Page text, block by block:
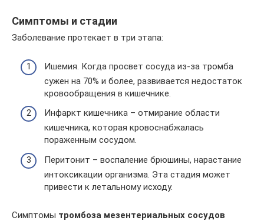
Симптомы и стадии
Заболевание протекает в три этапа:
Ишемия. Когда просвет сосуда из-за тромба
сужен на 70% и более, развивается недостаток
кровообращения в кишечнике.
Инфаркт кишечника – отмирание области
кишечника, которая кровоснабжалась
пораженным сосудом.
Перитонит – воспаление брюшины, нарастание
интоксикации организма. Эта стадия может
привести к летальному исходу.
Симптомы тромбоза мезентериальных сосудов